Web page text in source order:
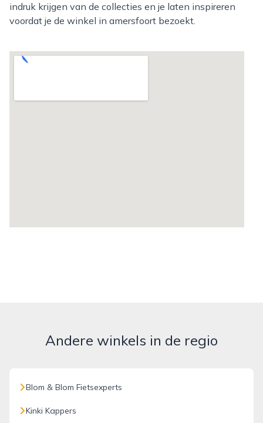
indruk krijgen van de collecties en je laten inspireren
voordat je de winkel in amersfoort bezoekt.
Andere winkels in de regio
Blom & Blom Fietsexperts
Kinki Kappers